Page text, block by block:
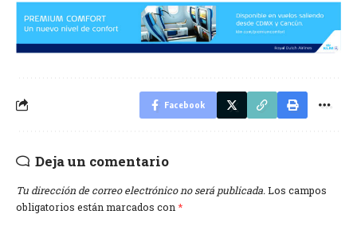
Facebook
Deja un comentario
Tu dirección de correo electrónico no será publicada. Los campos
obligatorios están marcados con *